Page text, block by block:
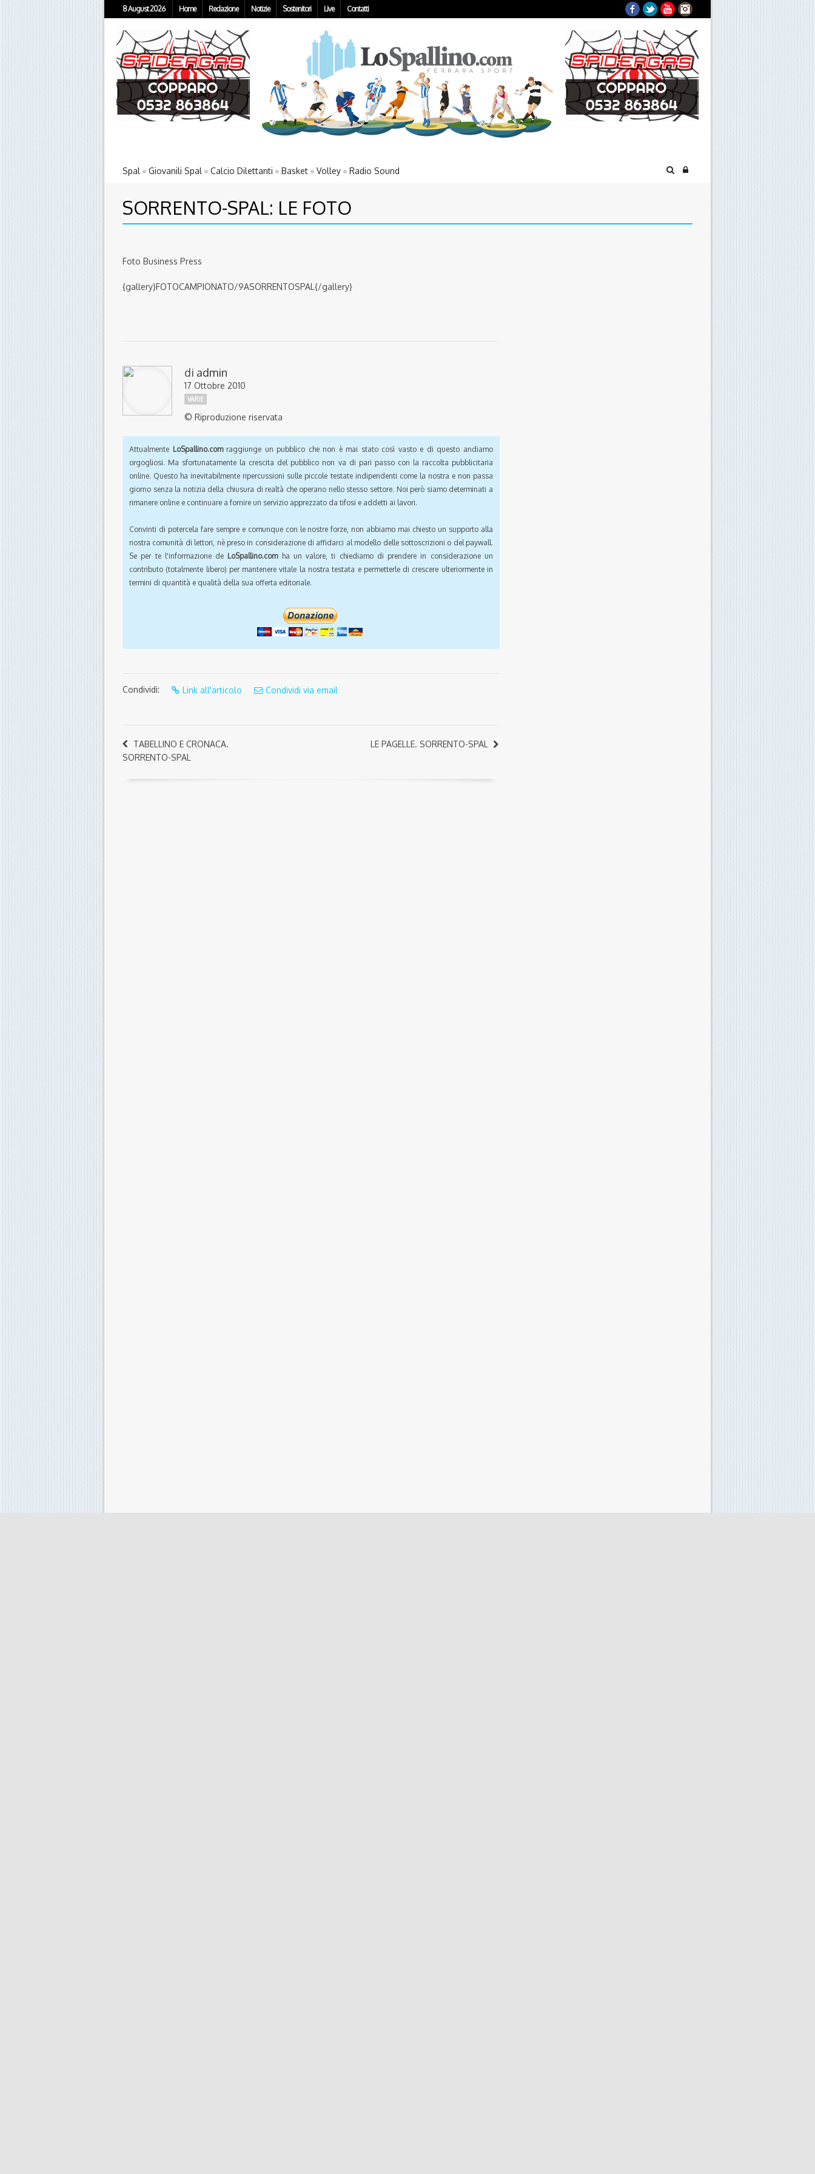
8 August 2026 Home Redazione Notizie Sostenitori Live Contatti Facebook
TwitterYouTubeInstagram
Spal Giovanili Spal Calcio Dilettanti Basket Volley Radio Sound
SORRENTO-SPAL: LE FOTO
Foto Business Press
{gallery}FOTOCAMPIONATO/9ASORRENTOSPAL{/gallery}
di admin
17 Ottobre 2010
VARIE
© Riproduzione riservata
Attualmente LoSpallino.comraggiunge un pubblico che non è mai stato così vasto e di questo andiamo
orgogliosi. Ma sfortunatamente la crescita del pubblico non va di pari passo con la raccolta pubblicitaria
online. Questo ha inevitabilmente ripercussioni sulle piccole testate indipendenti come la nostra e non passa
giorno senza la notizia della chiusura di realtà che operano nello stesso settore. Noi però siamo determinati a
rimanere online e continuare a fornire un servizio apprezzato da tifosi e addetti ai lavori.
Convinti di potercela fare sempre e comunque con le nostre forze, non abbiamo mai chiesto un supporto alla
nostra comunità di lettori, nè preso in considerazione di affidarci al modello delle sottoscrizioni o del paywall.
Se per te l'informazione de LoSpallino.comha un valore, ti chiediamo di prendere in considerazione un
contributo (totalmente libero) per mantenere vitale la nostra testata e permetterle di crescere ulteriormente in
termini di quantità e qualità della sua offerta editoriale.
Condividi: Link all'articolo Condividi via email
TABELLINO E CRONACA.
SORRENTO-SPAL
LE PAGELLE. SORRENTO-SPAL